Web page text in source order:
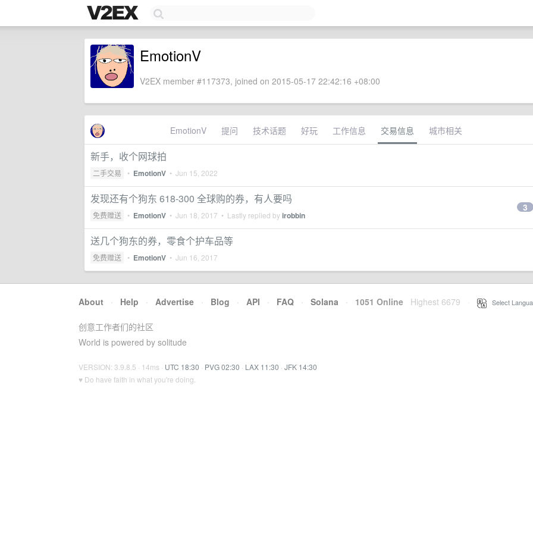
EmotionV
V2EX member #117373, joined on 2015-05-17 22:42:16 +08:00
EmotionV 提问 技术话题 好玩 工作信息 交易信息 城市相关
新手，收个网球拍
二手交易 • EmotionV • Jun 15, 2022
发现还有个狗东 618-300 全球购的券，有人要吗
免费赠送 • EmotionV • Jun 18, 2017 • Lastly replied byirobbin
3
送几个狗东的券，零食个护车品等
免费赠送 • EmotionV • Jun 16, 2017
About · Help · Advertise · Blog · API · FAQ · Solana · 1051 Online Highest 6679 Select
创意工作者们的社区
World is powered by solitude
VERSION: 3.9.8.5 · 14ms · UTC 18:30 · PVG 02:30 · LAX 11:30 · JFK 14:30
♥ Do have faith in what you're doing.